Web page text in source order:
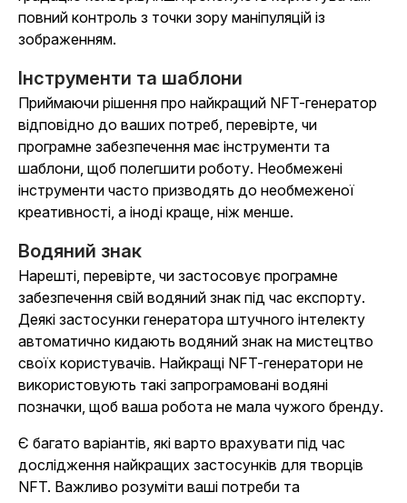
повний контроль з точки зору маніпуляцій із
зображенням.
Інструменти та шаблони
Приймаючи рішення про найкращий NFT-генератор
відповідно до ваших потреб, перевірте, чи
програмне забезпечення має інструменти та
шаблони, щоб полегшити роботу. Необмежені
інструменти часто призводять до необмеженої
креативності, а іноді краще, ніж менше.
Водяний знак
Нарешті, перевірте, чи застосовує програмне
забезпечення свій водяний знак під час експорту.
Деякі застосунки генератора штучного інтелекту
автоматично кидають водяний знак на мистецтво
своїх користувачів. Найкращі NFT-генератори не
використовують такі запрограмовані водяні
позначки, щоб ваша робота не мала чужого бренду.
Є багато варіантів, які варто врахувати під час
дослідження найкращих застосунків для творців
NFT. Важливо розуміти ваші потреби та